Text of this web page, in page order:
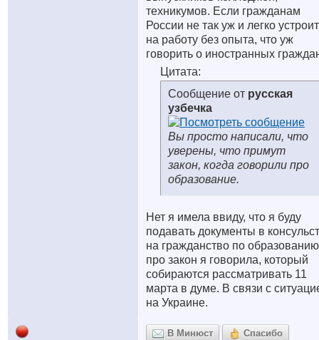
техникумов. Если гражданам
России не так уж и легко
на работу без опыта, что уж
говорить о иностранных
Цитата:
Сообщение от русская
узбечка
Вы просто написали, что
уверены, что примут
закон, когда говорили про
образование.
Нет я имела ввиду, что я буду
подавать документы в
на гражданство по
про закон я говорила, который
собираются рассматривать 11
марта в думе. В связи с
на Украине.
В Минюст Спасибо